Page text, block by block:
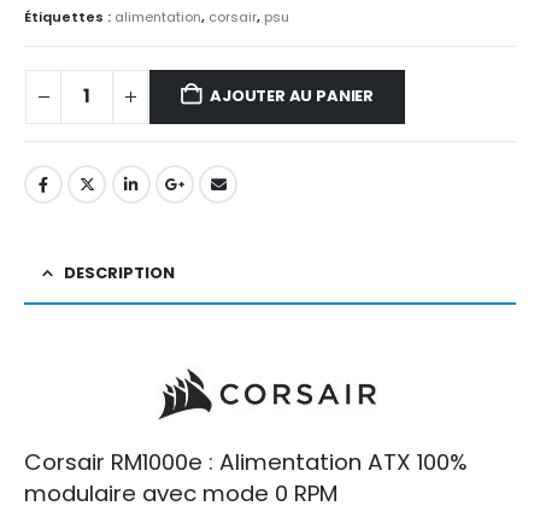
Étiquettes : alimentation, corsair, psu
AJOUTER AU PANIER
DESCRIPTION
Corsair RM1000e : Alimentation ATX 100%
modulaire avec mode 0 RPM